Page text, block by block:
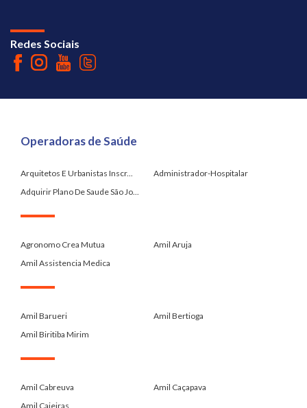
Redes Sociais
Operadoras de Saúde
Arquitetos E Urbanistas Inscr...
Administrador-Hospitalar
Adquirir Plano De Saude São Jo...
Agronomo Crea Mutua
Amil Aruja
Amil Assistencia Medica
Amil Barueri
Amil Bertioga
Amil Biritiba Mirim
Amil Cabreuva
Amil Caçapava
Amil Caieiras